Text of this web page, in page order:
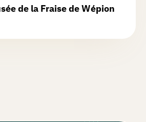
de la Fraise de Wépion